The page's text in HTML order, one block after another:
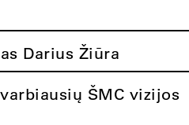
Darius Žiūra
ŠMC vizijos